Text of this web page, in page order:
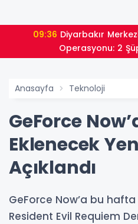
09:36
Operasyonu: 2
Anasayfa Teknoloji
GeForce
Eklenecek
Açıklandı
GeForce Now’a bu
Resident Evil Requiem